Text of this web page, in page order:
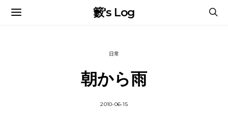
籔's Log
日常
朝から雨
2010-06-15